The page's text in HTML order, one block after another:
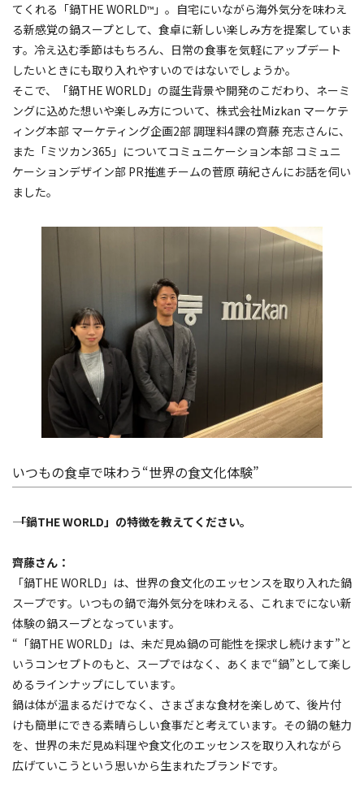
てくれる「鍋THE WORLD™ 」。自宅にいながら海外気分を味わえ
る新感覚の鍋スープとして、食卓に新しい楽しみ方を提案していま
す。冷え込む季節はもちろん、日常の食事を気軽にアップデート
したいときにも取り入れやすいのではないでしょうか。
そこで、「鍋THE WORLD」の誕生背景や開発のこだわり、ネーミ
ングに込めた想いや楽しみ方について、株式会社Mizkan マーケテ
ィング本部 マーケティング企画2部 調理料4課の齊藤 充志さんに、
また「ミツカン365」についてコミュニケーション本部 コミュニ
ケーションデザイン部 PR推進チームの菅原 萌紀さんにお話を伺い
ました。
いつもの食卓で味わう“世界の食文化体験”
―― 「鍋THE WORLD」の特徴を教えてください。
齊藤さん：
「鍋THE WORLD」は、世界の食文化のエッセンスを取り入れた鍋
スープです。いつもの鍋で海外気分を味わえる、これまでにない新
体験の鍋スープとなっています。
“「鍋THE WORLD」は、未だ見ぬ鍋の可能性を探求し続けます”と
いうコンセプトのもと、スープではなく、あくまで“鍋”として楽し
めるラインナップにしています。
鍋は体が温まるだけでなく、さまざまな食材を楽しめて、後片付
けも簡単にできる素晴らしい食事だと考えています。その鍋の魅力
を、世界の未だ見ぬ料理や食文化のエッセンスを取り入れながら
広げていこうという思いから生まれたブランドです。